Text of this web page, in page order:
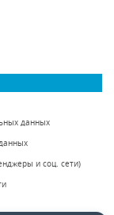
данных
и соц. сети)